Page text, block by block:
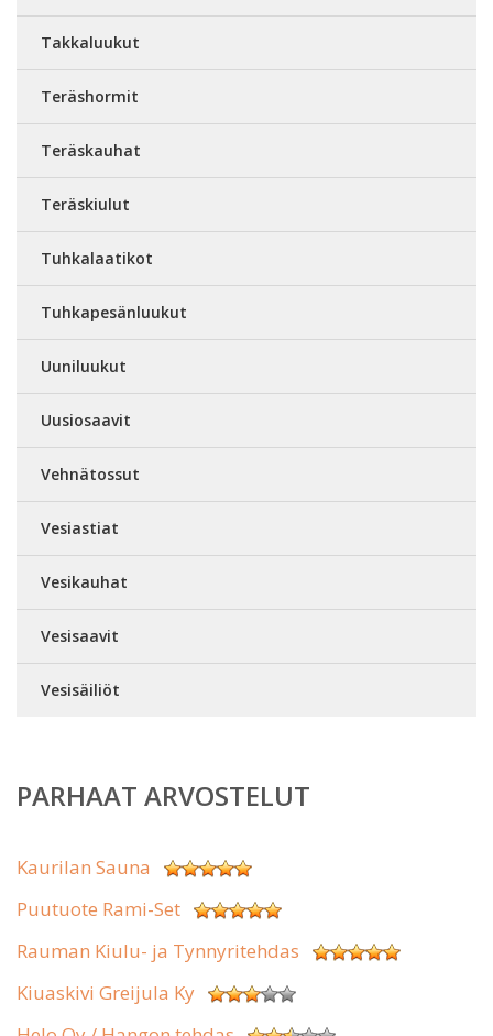
Takkaluukut
Teräshormit
Teräskauhat
Teräskiulut
Tuhkalaatikot
Tuhkapesänluukut
Uuniluukut
Uusiosaavit
Vehnätossut
Vesiastiat
Vesikauhat
Vesisaavit
Vesisäiliöt
PARHAAT ARVOSTELUT
Kaurilan Sauna
Puutuote Rami-Set
Rauman Kiulu- ja Tynnyritehdas
Kiuaskivi Greijula Ky